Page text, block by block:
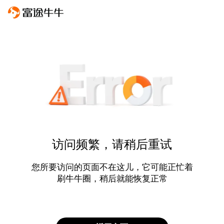
访问频繁，请稍后重试
您所要访问的页面不在这儿，它可能正忙着
刷牛牛圈，稍后就能恢复正常